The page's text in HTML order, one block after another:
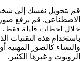
قم بتحويل نفسك إلى
الاصطناعي. قم برفع
خلال لحظات قليلة فقط،
باستخدام هذه التقنيات
والنساء كالصور المهنية
الروبوت و غيرها الكثير.